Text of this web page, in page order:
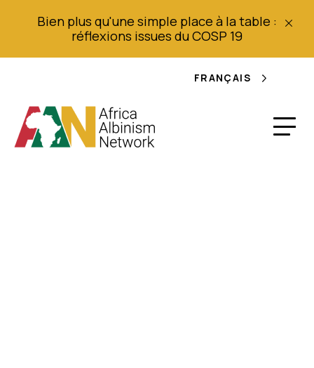
Bien plus qu'une simple place à la table :
réflexions issues du COSP 19
FRANÇAIS